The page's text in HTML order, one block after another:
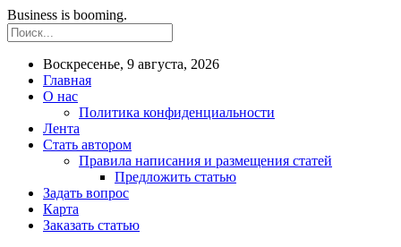
Business is booming.
Воскресенье, 9 августа, 2026
Главная
О нас
Политика конфиденциальности
Лента
Стать автором
Правила написания и размещения статей
Предложить статью
Задать вопрос
Карта
Заказать статью